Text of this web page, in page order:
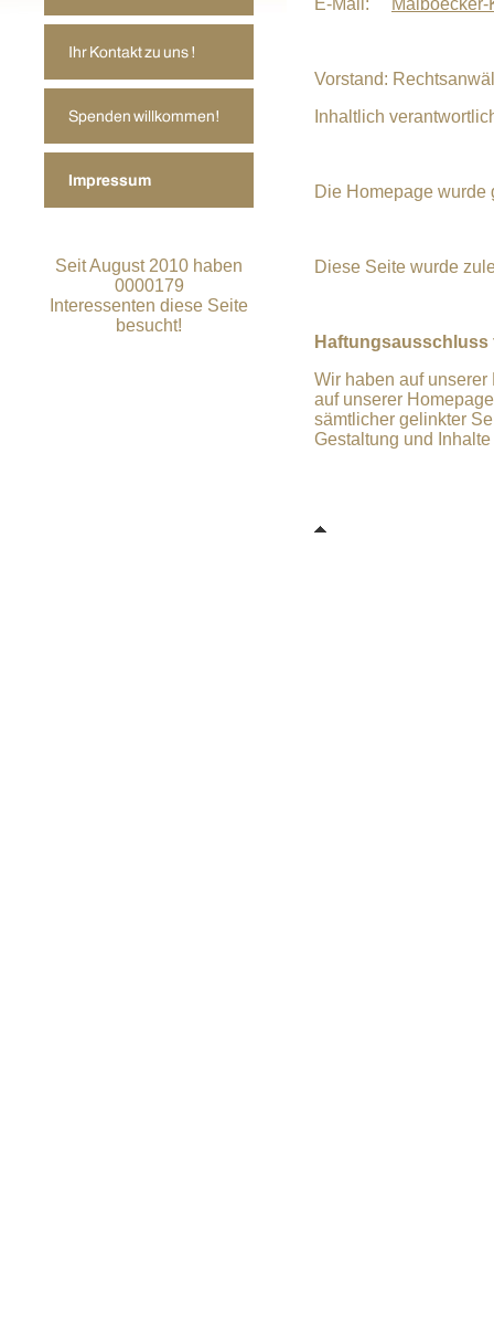
Seit August 2010 haben
0000179
Interessenten diese Seite
besucht!
E-Mail:
Vorstand:
Inhaltlich
Die Homepage
Diese Seite wurde
Haftungsausschluss
Wir haben auf
auf unserer
sämtlicher gelinkter
Gestaltung und